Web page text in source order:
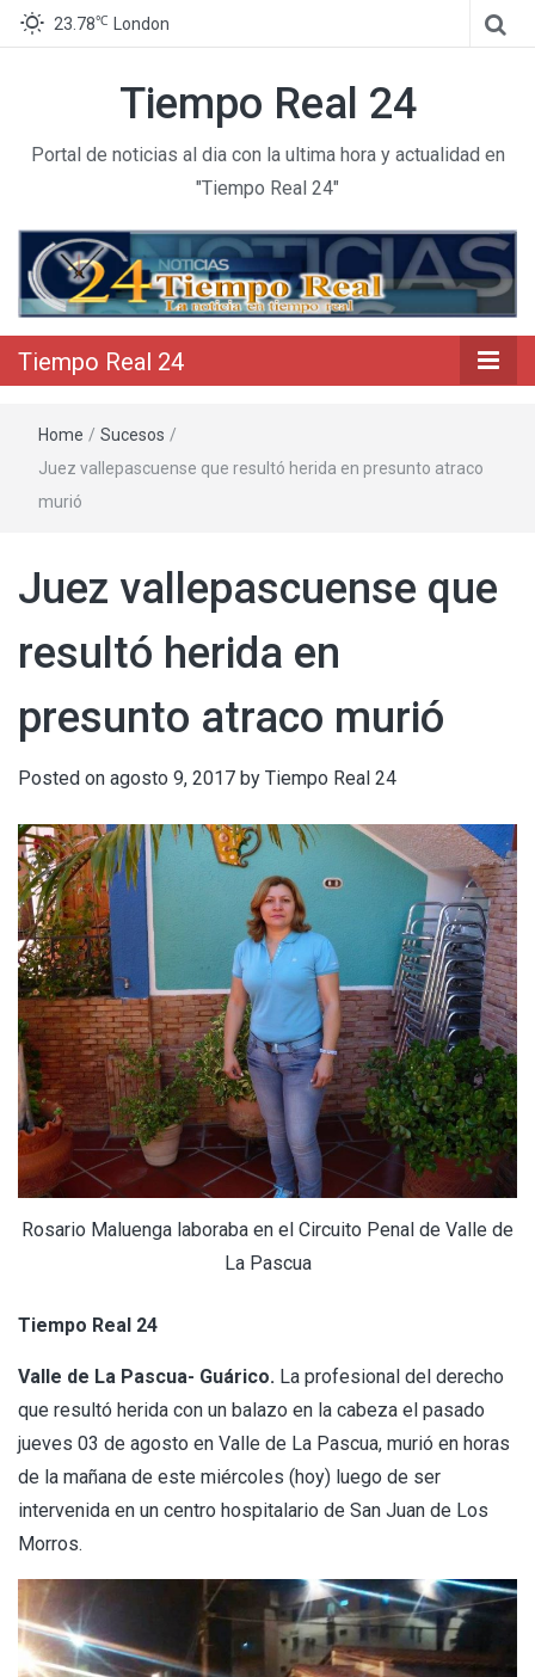
23.78℃ London
Tiempo Real 24
Portal de noticias al dia con la ultima hora y actualidad en
"Tiempo Real 24"
Tiempo Real 24
Home / Sucesos /
Juez vallepascuense que resultó herida en presunto atraco
murió
Juez vallepascuense que
resultó herida en
presunto atraco murió
Posted on agosto 9, 2017 by Tiempo Real 24
Rosario Maluenga laboraba en el Circuito Penal de Valle de
La Pascua
Tiempo Real 24
Valle de La Pascua- Guárico. La profesional del derecho
que resultó herida con un balazo en la cabeza el pasado
jueves 03 de agosto en Valle de La Pascua, murió en horas
de la mañana de este miércoles (hoy) luego de ser
intervenida en un centro hospitalario de San Juan de Los
Morros.